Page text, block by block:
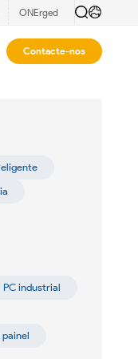
ONErged
Contacte-nos
PC industrial
painel